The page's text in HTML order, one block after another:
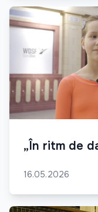
„În ritm de
16.05.2026